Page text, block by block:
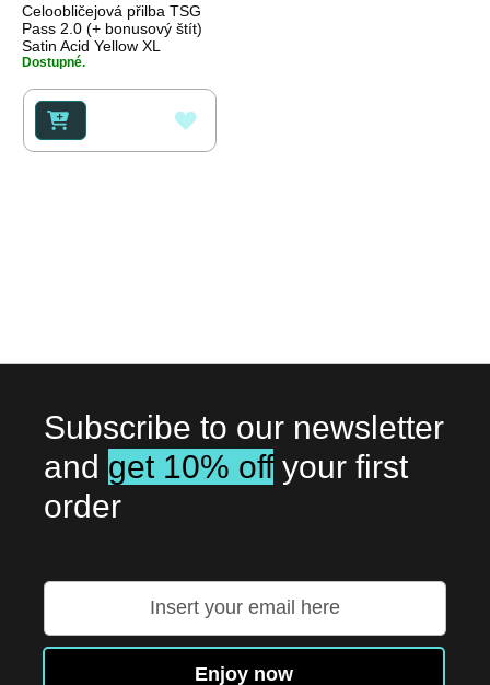
Celoobličejová přilba TSG
Pass 2.0 (+ bonusový štít)
Satin Acid Yellow XL
Dostupné.
K
Subscribe to our newsletter
and get 10% off your first
order
k
Enjoy now